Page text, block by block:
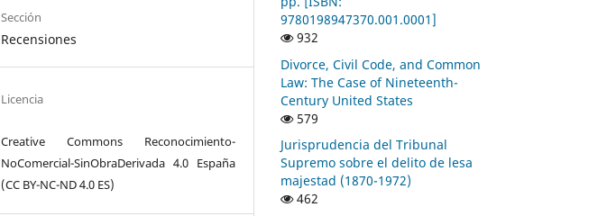
Sección
Recensiones
Licencia
Creative Commons Reconocimiento-
NoComercial-SinObraDerivada 4.0 España
(CC BY-NC-ND 4.0 ES)
9780198947370.001.0001]
932
Divorce, Civil Code, and Common
Law: The Case of Nineteenth-
Century United States
579
Jurisprudencia del Tribunal
Supremo sobre el delito de lesa
majestad (1870-1972)
462